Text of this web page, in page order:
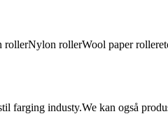
rollerWool paper
farging industy.We kan også